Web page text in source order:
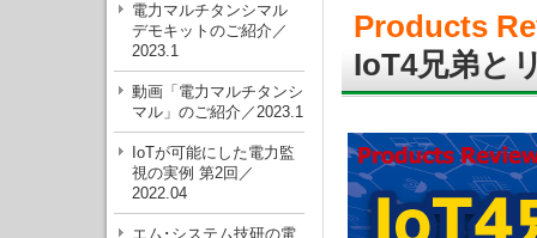
電力マルチタンシマル
デモキットのご紹介／
2023.1
動画「電力マルチタンシ
マル」のご紹介／2023.1
IoTが可能にした電力監
視の実例 第2回／
2022.04
エム･システム技研の電
Products
IoT4兄弟と